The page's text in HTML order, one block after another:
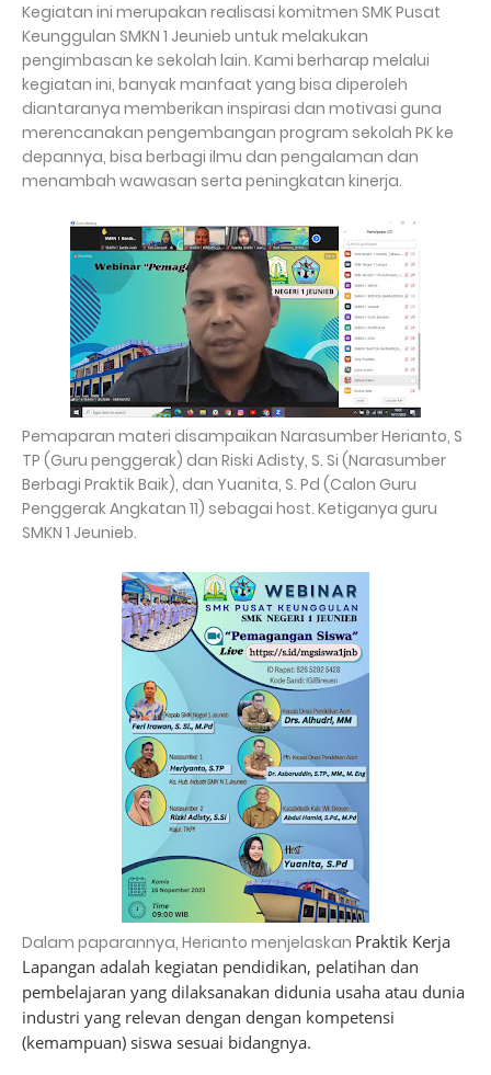
Kegiatan ini merupakan realisasi komitmen SMK Pusat
Keunggulan SMKN 1 Jeunieb untuk melakukan
pengimbasan ke sekolah lain. Kami berharap melalui
kegiatan ini, banyak manfaat yang bisa diperoleh
diantaranya memberikan inspirasi dan motivasi guna
merencanakan pengembangan program sekolah PK ke
depannya, bisa berbagi ilmu dan pengalaman dan
menambah wawasan serta peningkatan kinerja.
Pemaparan materi disampaikan Narasumber Herianto, S
TP (Guru penggerak) dan Riski Adisty, S. Si (Narasumber
Berbagi Praktik Baik), dan Yuanita, S. Pd (Calon Guru
Penggerak Angkatan 11) sebagai host. Ketiganya guru
SMKN 1 Jeunieb.
Dalam paparannya, Herianto menjelaskan Praktik Kerja
Lapangan adalah kegiatan pendidikan, pelatihan dan
pembelajaran yang dilaksanakan didunia usaha atau dunia
industri yang relevan dengan dengan kompetensi
(kemampuan) siswa sesuai bidangnya.